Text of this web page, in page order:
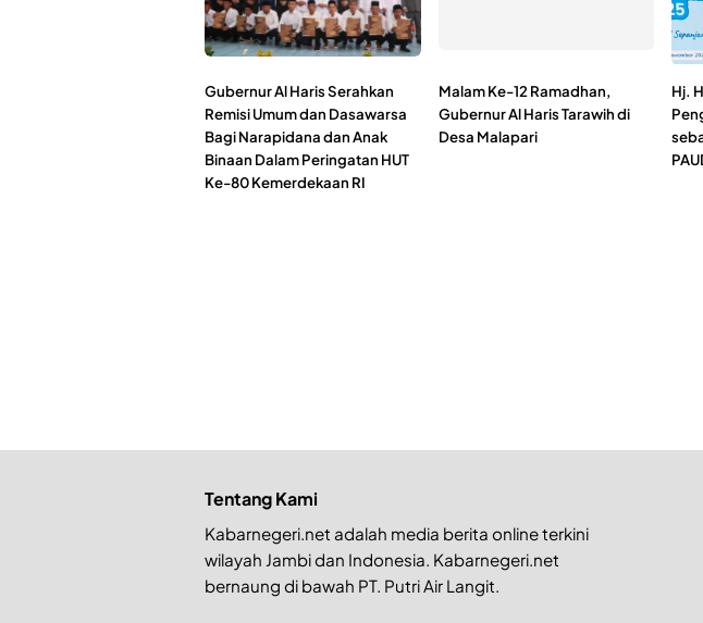
Gubernur Al Haris Serahkan
Remisi Umum dan Dasawarsa
Bagi Narapidana dan Anak
Binaan Dalam Peringatan HUT
Ke-80 Kemerdekaan RI
Malam Ke-12 Ramadhan,
Gubernur Al Haris Tarawih di
Desa Malapari
Hj.
Tentang Kami
Kabarnegeri.net adalah media berita online terkini
wilayah Jambi dan Indonesia. Kabarnegeri.net
bernaung di bawah PT. Putri Air Langit.